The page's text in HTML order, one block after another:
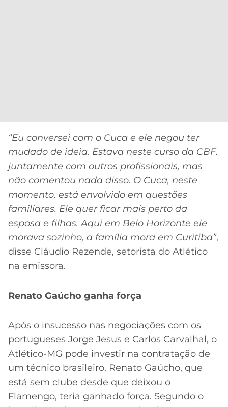
“Eu conversei com o Cuca e ele negou ter
mudado de ideia. Estava neste curso da CBF,
juntamente com outros profissionais, mas
não comentou nada disso. O Cuca, neste
momento, está envolvido em questões
familiares. Ele quer ficar mais perto da
esposa e filhas. Aqui em Belo Horizonte ele
morava sozinho, a família mora em Curitiba”,
disse Cláudio Rezende, setorista do Atlético
na emissora.
Renato Gaúcho ganha força
Após o insucesso nas negociações com os
portugueses Jorge Jesus e Carlos Carvalhal, o
Atlético-MG pode investir na contratação de
um técnico brasileiro. Renato Gaúcho, que
está sem clube desde que deixou o
Flamengo, teria ganhado força. Segundo o